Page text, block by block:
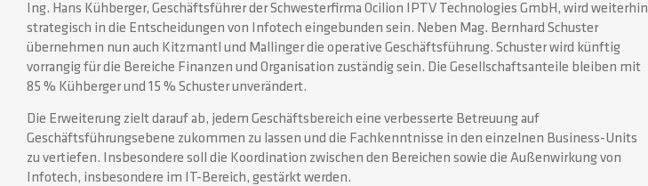
Ing. Hans Kühberger, Geschäftsführer der Schwesterfirma Ocilion IPTV Technologies GmbH, wird weiterhin
strategisch in die Entscheidungen von Infotech eingebunden sein. Neben Mag. Bernhard Schuster
übernehmen nun auch Kitzmantl und Mallinger die operative Geschäftsführung. Schuster wird künftig
vorrangig für die Bereiche Finanzen und Organisation zuständig sein. Die Gesellschaftsanteile bleiben mit
85 % Kühberger und 15 % Schuster unverändert.
Die Erweiterung zielt darauf ab, jedem Geschäftsbereich eine verbesserte Betreuung auf
Geschäftsführungsebene zukommen zu lassen und die Fachkenntnisse in den einzelnen Business-Units
zu vertiefen. Insbesondere soll die Koordination zwischen den Bereichen sowie die Außenwirkung von
Infotech, insbesondere im IT-Bereich, gestärkt werden.